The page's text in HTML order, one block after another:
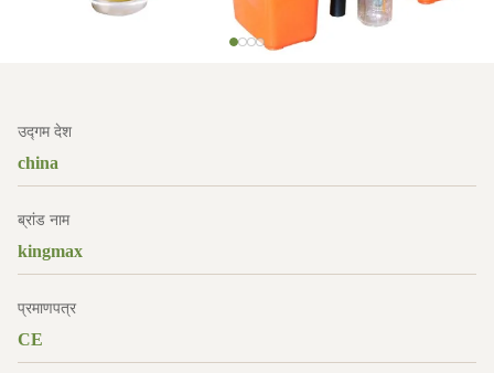
उद्गम देश
china
ब्रांड नाम
kingmax
प्रमाणपत्र
CE